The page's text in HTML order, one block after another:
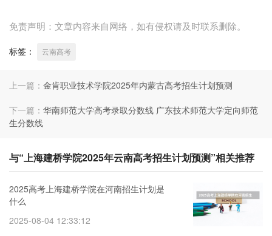
免责声明：文章内容来自网络，如有侵权请及时联系删除。
标签： 云南高考
上一篇： 金肯职业技术学院2025年内蒙古高考招生计划预测
下一篇： 华南师范大学高考录取分数线 广东技术师范大学定向师范
生分数线
与“上海建桥学院2025年云南高考招生计划预测”相关推荐
2025高考上海建桥学院在河南招生计划是
什么
2025-08-04 12:33:12